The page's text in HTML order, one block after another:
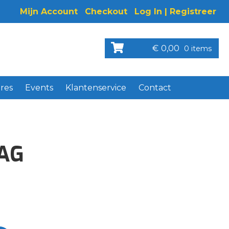
Mijn Account Checkout Log In | Registreer
€ 0,00 0 items
Events Klantenservice Contact